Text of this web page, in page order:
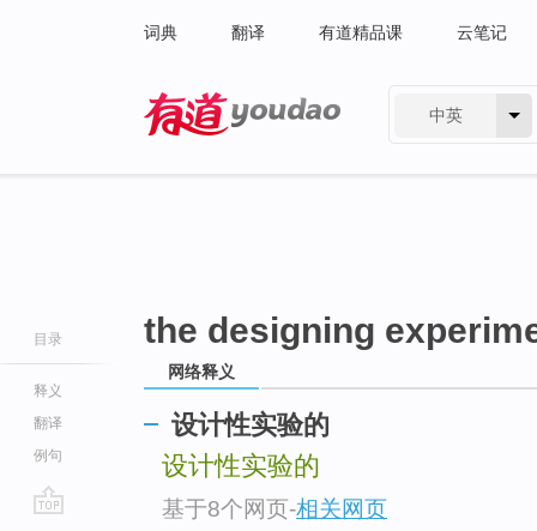
词典 翻译 有道精品课 云笔记
中英
目录
释义
翻译
例句
the designing
网络释义
设计性实验的
设计性实验的
基于8个网页-相关网页